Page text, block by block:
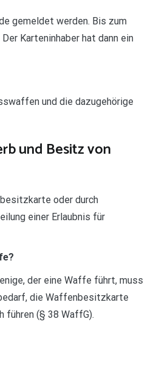
gemeldet werden. Bis zum
Karteninhaber hat dann ein
und die dazugehörige
und Besitz von
oder durch
einer Erlaubnis für
der eine Waffe führt, muss
die Waffenbesitzkarte
führen (§ 38 WaffG).